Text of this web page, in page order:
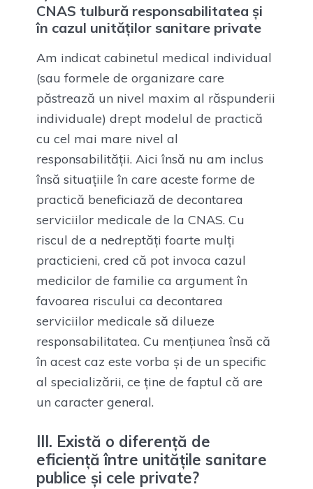
CNAS tulbură responsabilitatea și
în cazul unităților sanitare private
Am indicat cabinetul medical individual
(sau formele de organizare care
păstrează un nivel maxim al răspunderii
individuale) drept modelul de practică
cu cel mai mare nivel al
responsabilității. Aici însă nu am inclus
însă situațiile în care aceste forme de
practică beneficiază de decontarea
serviciilor medicale de la CNAS. Cu
riscul de a nedreptăți foarte mulți
practicieni, cred că pot invoca cazul
medicilor de familie ca argument în
favoarea riscului ca decontarea
serviciilor medicale să dilueze
responsabilitatea. Cu mențiunea însă că
în acest caz este vorba și de un specific
al specializării, ce ține de faptul că are
un caracter general.
III. Există o diferență de
eficiență între unitățile sanitare
publice și cele private?